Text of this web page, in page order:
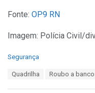
Fonte: OP9 RN
Imagem: Polícia Civil/
C
Segurança
Quadrilha Roubo a